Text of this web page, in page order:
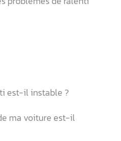
est-il instable ?
ma voiture est-il